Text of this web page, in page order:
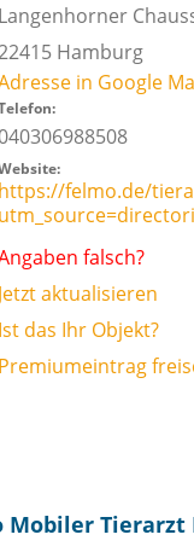
Langenhorner
Hamburg
in Google
https://felmo.de/
falsch?
Jetzt aktualisieren
Ist das Ihr Objekt?
Premiumeintrag
Tierarzt